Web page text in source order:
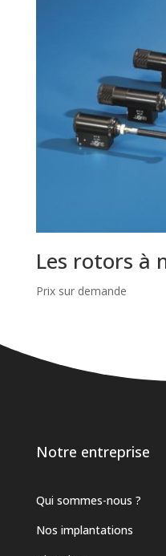
Les rotors à
Prix sur demande
Notre entreprise
Qui sommes-nous ?
Nos implantations